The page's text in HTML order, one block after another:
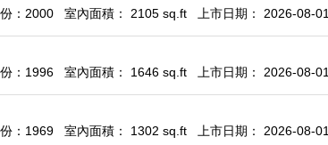
：2000 室內面積： 2105 sq.ft 上市日期： 2026-08-01
：1996 室內面積： 1646 sq.ft 上市日期： 2026-08-01
：1969 室內面積： 1302 sq.ft 上市日期： 2026-08-01